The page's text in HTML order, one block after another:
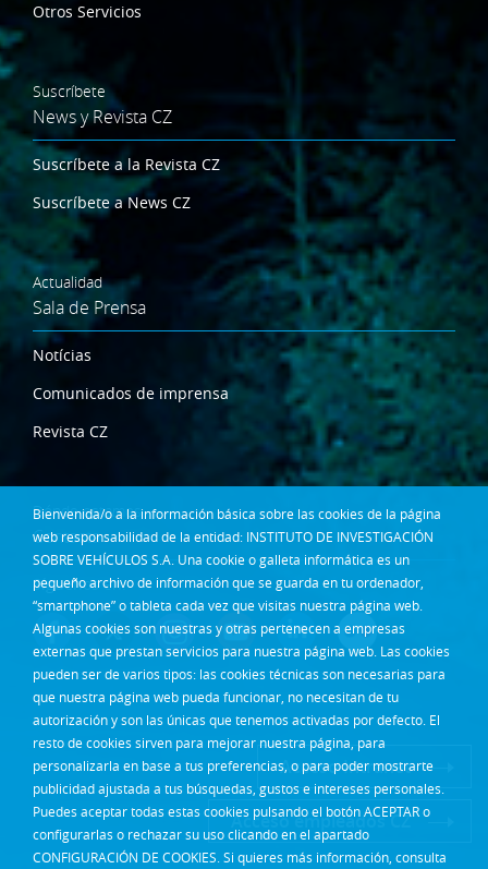
Bienvenida/o a la información básica sobre las cookies de la página
web responsabilidad de la entidad: INSTITUTO DE INVESTIGACIÓN
SOBRE VEHÍCULOS S.A. Una cookie o galleta informática es un
pequeño archivo de información que se guarda en tu ordenador,
“smartphone” o tableta cada vez que visitas nuestra página web.
Algunas cookies son nuestras y otras pertenecen a empresas
externas que prestan servicios para nuestra página web. Las cookies
pueden ser de varios tipos: las cookies técnicas son necesarias para
que nuestra página web pueda funcionar, no necesitan de tu
autorización y son las únicas que tenemos activadas por defecto. El
resto de cookies sirven para mejorar nuestra página, para
personalizarla en base a tus preferencias, o para poder mostrarte
publicidad ajustada a tus búsquedas, gustos e intereses personales.
Puedes aceptar todas estas cookies pulsando el botón ACEPTAR o
configurarlas o rechazar su uso clicando en el apartado
CONFIGURACIÓN DE COOKIES. Si quieres más información, consulta
Otros Servicios
Suscríbete
News y Revista CZ
Suscríbete a la Revista CZ
Suscríbete a News CZ
Actualidad
Sala de Prensa
Notícias
Comunicados de imprensa
Revista CZ
Dónde estamos
Contacta
Síguenos en:
Acceso Intranet
Acceso empleados CZ